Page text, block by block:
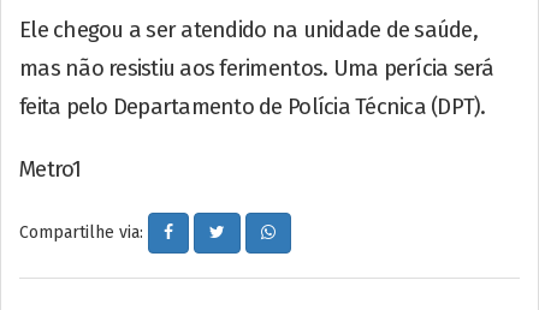
Ele chegou a ser atendido na unidade de saúde,
mas não resistiu aos ferimentos. Uma perícia será
feita pelo Departamento de Polícia Técnica (DPT).
Metro1
Compartilhe via: